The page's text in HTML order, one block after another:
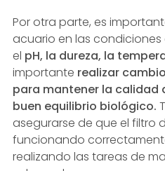
Por otra parte, es
acuario en las
el pH, la dureza, la
importante realizar
para mantener la calidad
buen equilibrio biológico.
asegurarse de que el filtro
funcionando
realizando las tareas de